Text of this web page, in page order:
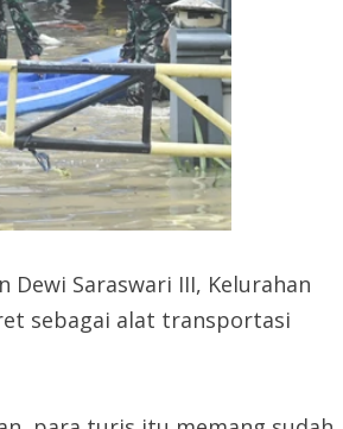
Saraswari III, Kelurahan
sebagai alat transportasi